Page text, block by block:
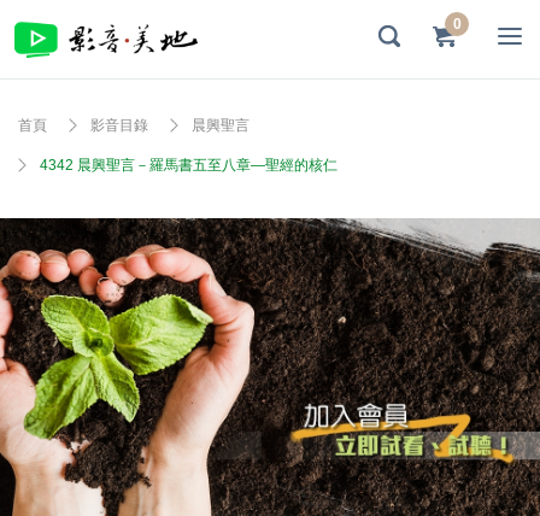
0
首頁 影音目錄 晨興聖言
4342 晨興聖言－羅馬書五至八章—聖經的核仁